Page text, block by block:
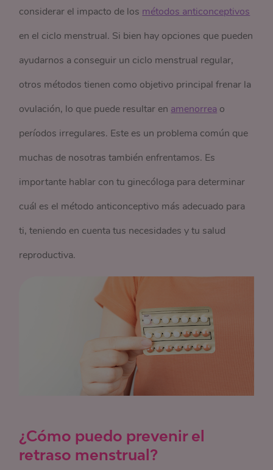
considerar el impacto de los métodos anticonceptivos
en el ciclo menstrual. Si bien hay opciones que pueden
ayudarnos a conseguir un ciclo menstrual regular,
otros métodos tienen como objetivo principal frenar la
ovulación, lo que puede resultar en amenorrea o
períodos irregulares. Este es un problema común que
muchas de nosotras también enfrentamos. Es
importante hablar con tu ginecóloga para determinar
cuál es el método anticonceptivo más adecuado para
ti, teniendo en cuenta tus necesidades y tu salud
reproductiva.
¿Cómo puedo prevenir el
retraso menstrual?